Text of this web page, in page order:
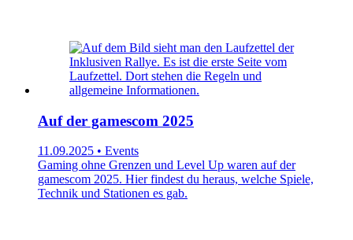
Auf der gamescom 2025
11.09.2025 • Events
Gaming ohne Grenzen und Level Up waren auf der
gamescom 2025. Hier findest du heraus, welche Spiele,
Technik und Stationen es gab.